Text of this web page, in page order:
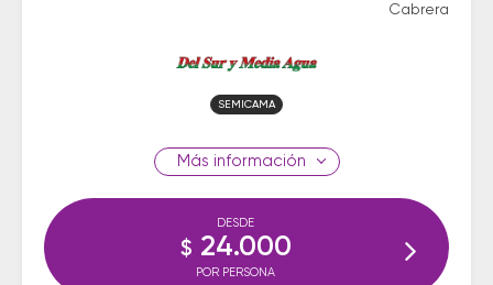
Cabrera
SEMICAMA
información
DESDE
$ 24.000
POR PERSONA